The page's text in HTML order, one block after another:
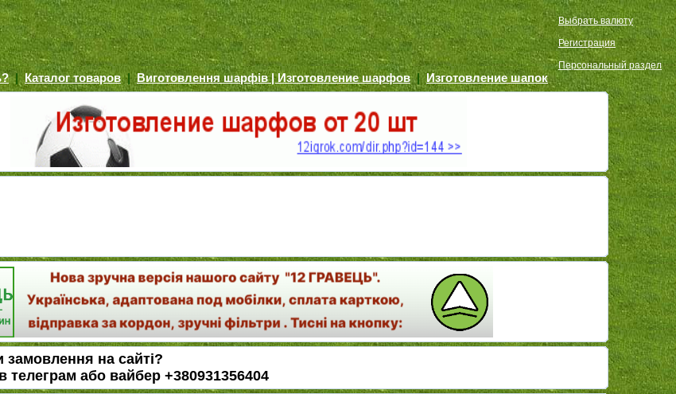
|Каталог товаров |Виготовлення шарфів | Изготовление шарфов |Изготовление шапок
Выбрать валюту
Регистрация
Персональный раздел
на сайті?
телеграм або вайбер +380931356404